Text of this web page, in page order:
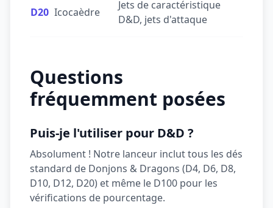
D20 Icocaèdre
Jets de caractéristique
D&D, jets d'attaque
Questions
fréquemment posées
Puis-je l'utiliser pour D&D ?
Absolument ! Notre lanceur inclut tous les dés
standard de Donjons & Dragons (D4, D6, D8,
D10, D12, D20) et même le D100 pour les
vérifications de pourcentage.